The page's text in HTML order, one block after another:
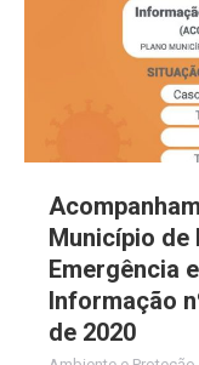
Município de
Emergência
Informação
de 2020